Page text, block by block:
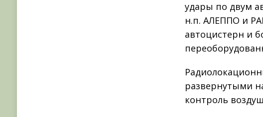
удары по двум
н.п. АЛЕППО и
автоцистерн и
развернутыми
контроль